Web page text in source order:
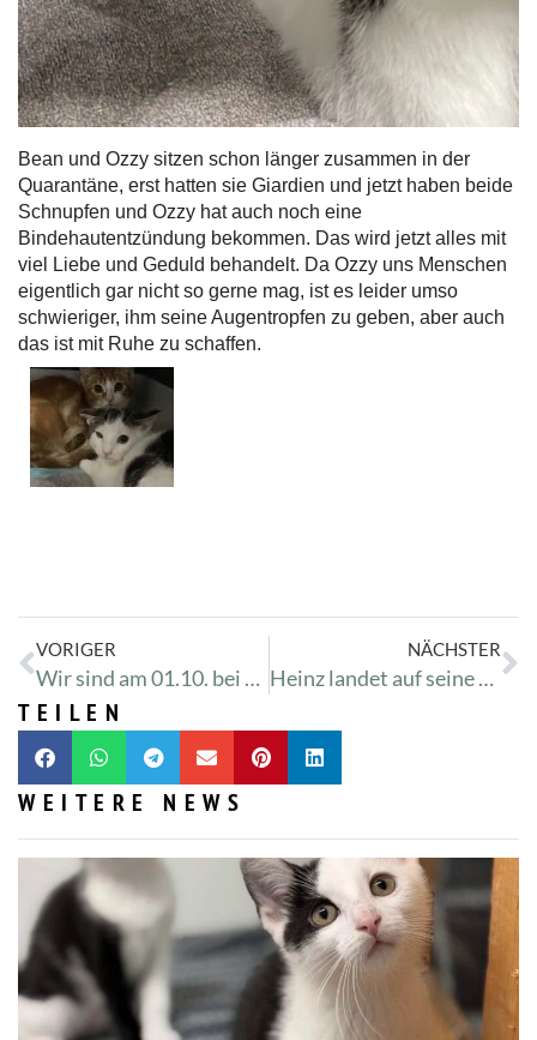
Bean und Ozzy sitzen schon länger zusammen in der
Quarantäne, erst hatten sie Giardien und jetzt haben beide
Schnupfen und Ozzy hat auch noch eine
Bindehautentzündung bekommen. Das wird jetzt alles mit
viel Liebe und Geduld behandelt. Da Ozzy uns Menschen
eigentlich gar nicht so gerne mag, ist es leider umso
schwieriger, ihm seine Augentropfen zu geben, aber auch
das ist mit Ruhe zu schaffen.
VORIGER
Wir sind am 01.10. bei dm
NÄCHSTER
Heinz landet auf seine alten Tage im Tierheim
TEILEN
WEITERE NEWS